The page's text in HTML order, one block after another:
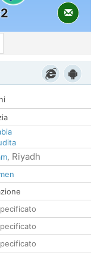
, Riyadh